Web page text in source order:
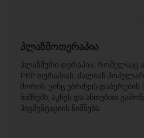
პლაზმოთერაპია
პლაზმური თერაპია, რომელსაც
PRP თერაპიას, ძალიან
შორის, ვინც ებრძვის
ნიშნებს, აკნეს და ანთებით
პიგმენტაციის ნიშნებს.